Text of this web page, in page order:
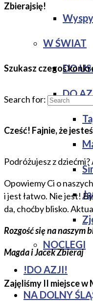
W ŚWIAT
DO
DO
NOCLEGI
!DO AZJI!
NA DOLNY
Zbierajsię!
Szukasz czegoś
Search for:
Cześć! Fajnie, że
Podróżujesz z dziećmi?
Opowiemy Ci o
i jest łatwo. Nie jest!
da, choćby blisko.
Rozgość się na naszym
Magda i Jacek Zbieraj
Zajęliśmy II miejsce